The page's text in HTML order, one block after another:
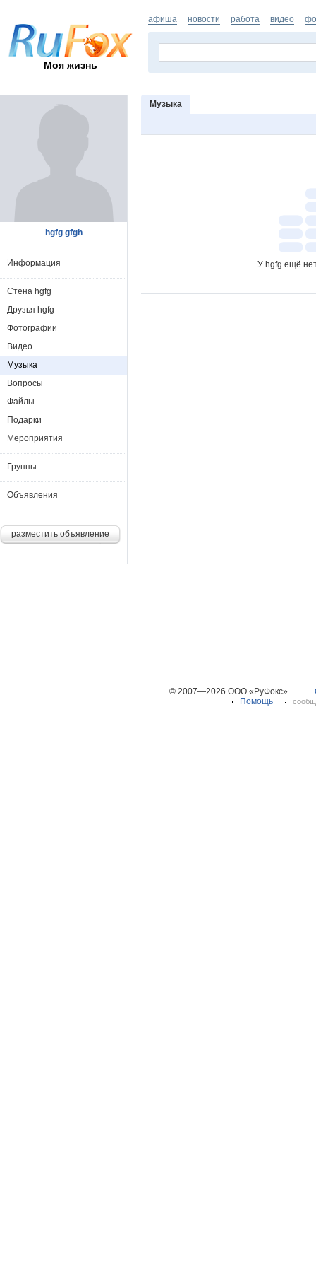
Моя жизнь
афиша новости работа видео
Музыка
У hgfg ещё
hgfg gfgh
Информация
Стена hgfg
Друзья hgfg
Фотографии
Видео
Музыка
Вопросы
Файлы
Подарки
Мероприятия
Группы
Объявления
разместить объявление
© 2007—2026 ООО «РуФокс»
Помощь